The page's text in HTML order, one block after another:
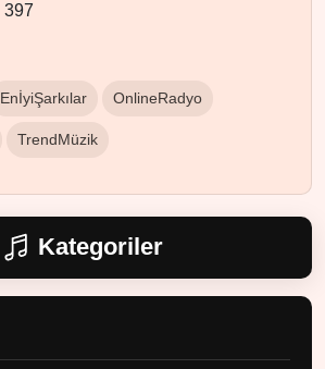
397
EnİyiŞarkılar OnlineRadyo
TrendMüzik
Kategoriler